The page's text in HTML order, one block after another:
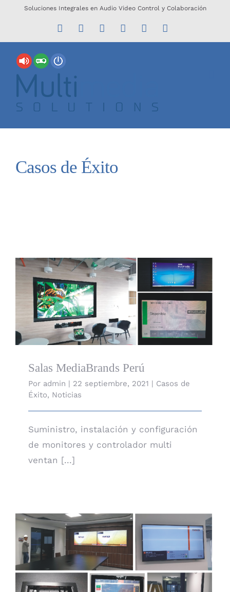
SaltarSoluciones Integrales en Audio Video Control y Colaboración
FacebookInstagram
Correo WhatsApp
LinkedIn
Casos de Éxito
Salas MediaBrands Perú
Salas MediaBrands Perú
Por admin | 22 septiembre, 2021 | Casos de
Éxito, Noticias
Suministro, instalación y configuración
de monitores y controlador multi
ventan [...]
Nuevas oficinas de Nexa Resource en Edificio
More